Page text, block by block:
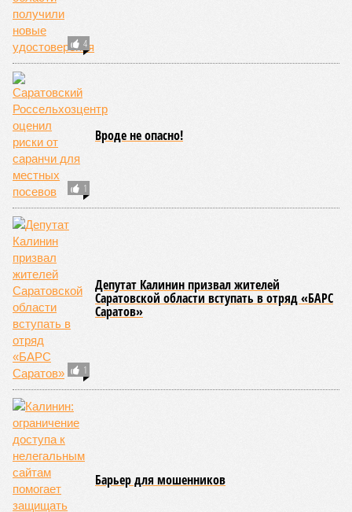
4
1
Вроде не опасно!
1
Депутат Калинин призвал жителей
Саратовской области вступать в отряд «БАРС
Саратов»
Барьер для мошенников